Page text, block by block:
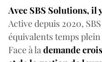
Avec SBS Solutions, il
Active depuis 2020,
équivalents temps
Face à la demande